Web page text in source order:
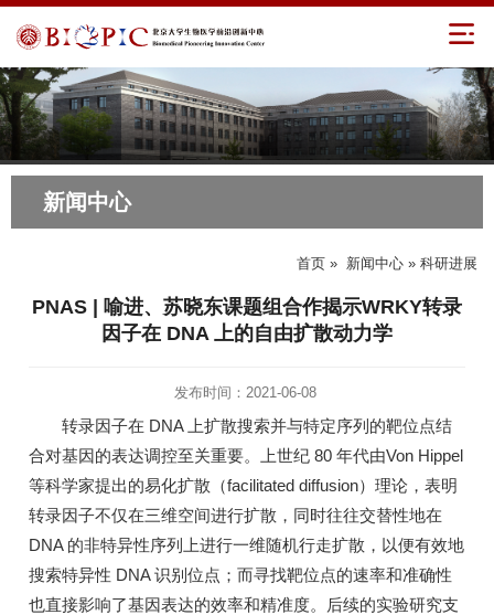
新闻中心
首页 » 新闻中心 » 科研进展
PNAS | 喻进、苏晓东课题组合作揭示WRKY转录
因子在 DNA 上的自由扩散动力学
发布时间：2021-06-08
转录因子在 DNA 上扩散搜索并与特定序列的靶位点结
合对基因的表达调控至关重要。上世纪 80 年代由Von Hippel
等科学家提出的易化扩散（facilitated diffusion）理论，表明
转录因子不仅在三维空间进行扩散，同时往往交替性地在
DNA 的非特异性序列上进行一维随机行走扩散，以便有效地
搜索特异性 DNA 识别位点；而寻找靶位点的速率和准确性
也直接影响了基因表达的效率和精准度。后续的实验研究支